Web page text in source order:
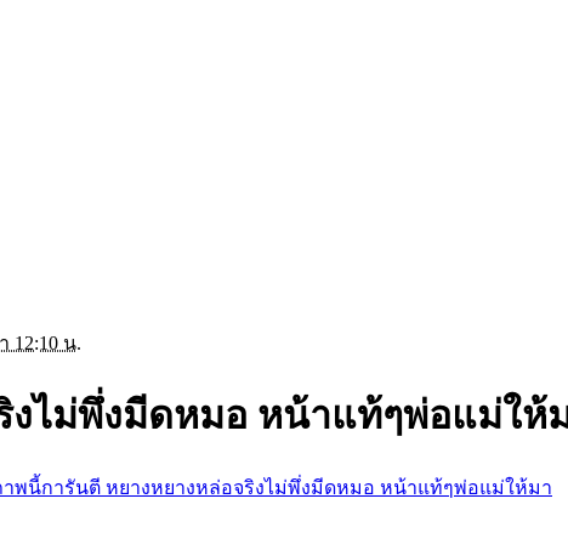
12:10 น.
ไม่พึ่งมีดหมอ หน้าแท้ๆพ่อแม่ให้
พนี้การันตี หยางหยางหล่อจริงไม่พึ่งมีดหมอ หน้าแท้ๆพ่อแม่ให้มา